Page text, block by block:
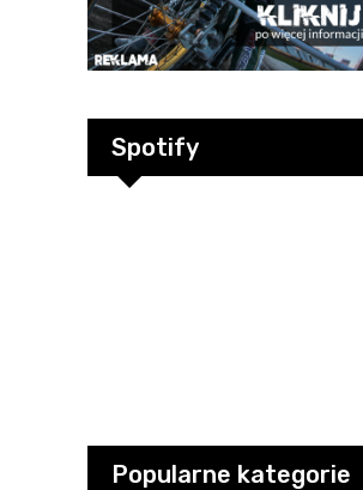
Spotify
Popularne kategorie